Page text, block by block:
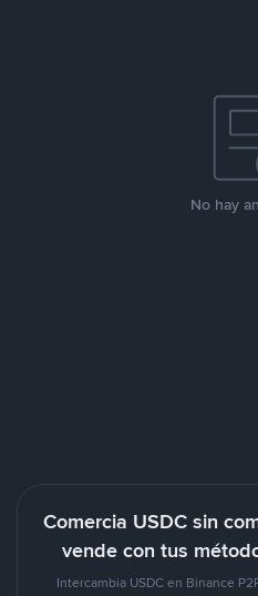
No hay
Comercia USDC sin
vende con tus
Intercambia USDC en Binance